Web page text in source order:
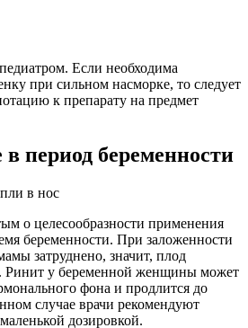
Если необходима
при сильном насморке, то следует
к препарату на предмет
период беременности
о целесообразности применения
беременности. При заложенности
затруднено, значит, плод
Ринит у беременной женщины может
фона и продлится до
случае врачи рекомендуют
дозировкой.